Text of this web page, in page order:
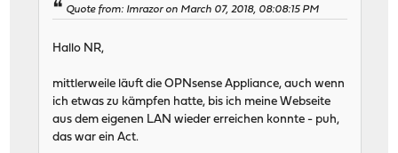
Quote from: Imrazor on March 07, 2018, 08:08:15 PM
Hallo NR,
mittlerweile läuft die OPNsense Appliance, auch wenn
ich etwas zu kämpfen hatte, bis ich meine Webseite
aus dem eigenen LAN wieder erreichen konnte - puh,
das war ein Act.